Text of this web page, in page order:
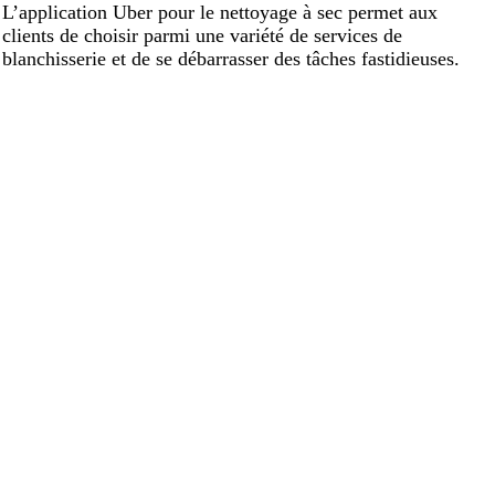
L’application Uber pour le nettoyage à sec permet aux
clients de choisir parmi une variété de services de
blanchisserie et de se débarrasser des tâches fastidieuses.